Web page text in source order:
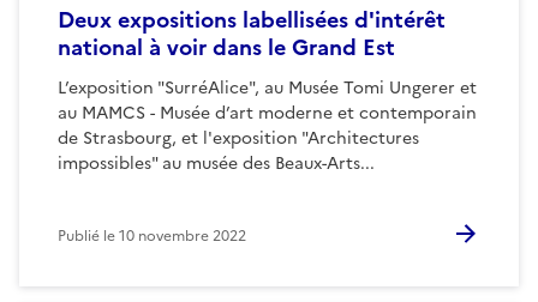
Deux expositions labellisées d'intérêt
national à voir dans le Grand Est
L’exposition "SurréAlice", au Musée Tomi Ungerer et
au MAMCS - Musée d’art moderne et contemporain
de Strasbourg, et l'exposition "Architectures
impossibles" au musée des Beaux-Arts...
Publié le10 novembre 2022